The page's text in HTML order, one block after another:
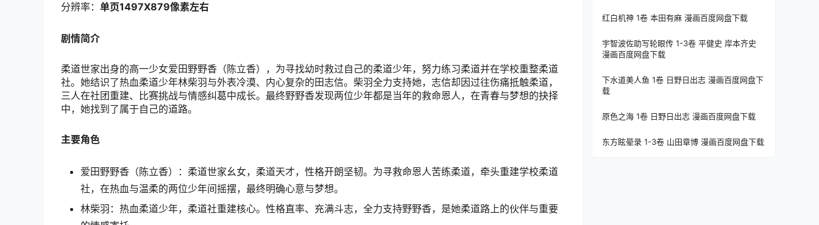
分辨率： 单页1497X879像素左右
剧情简介
柔道世家出身的高一少女爱田野野香（陈立香），为寻找幼时救过自己的柔道少年，努力练习柔道并在学校重整柔道
社。她结识了热血柔道少年林柴羽与外表冷漠、内心复杂的田志信。柴羽全力支持她，志信却因过往伤痛抵触柔道，
三人在社团重建、比赛挑战与情感纠葛中成长。最终野野香发现两位少年都是当年的救命恩人，在青春与梦想的抉择
中，她找到了属于自己的道路。
主要角色
爱田野野香（陈立香）：柔道世家幺女，柔道天才，性格开朗坚韧。为寻救命恩人苦练柔道，牵头重建学校柔道
社，在热血与温柔的两位少年间摇摆，最终明确心意与梦想。
林柴羽：热血柔道少年，柔道社重建核心。性格直率、充满斗志，全力支持野野香，是她柔道路上的伙伴与重要
红白机神 1卷 本田有麻 漫画百度网盘下载
宇智波佐助写轮眼传 1-3卷 平健史 岸本齐史
漫画百度网盘下载
下水道美人鱼 1卷 日野日出志 漫画百度网盘下
载
原色之海 1卷 日野日出志 漫画百度网盘下载
东方眩晕录 1-3卷 山田章博 漫画百度网盘下载